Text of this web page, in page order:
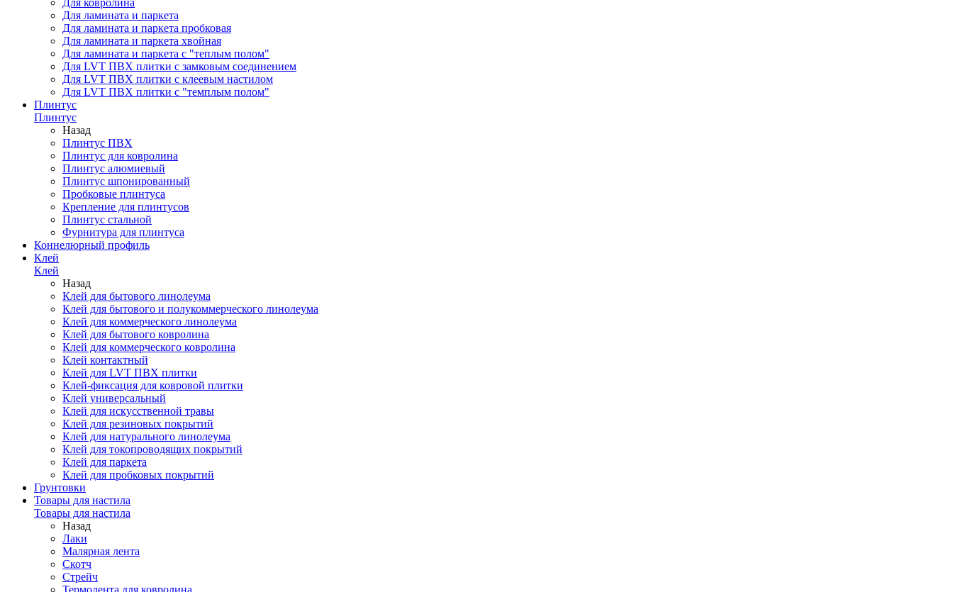
Для ковролина
Для ламината и паркета
Для ламината и паркета пробковая
Для ламината и паркета хвойная
Для ламината и паркета с "теплым полом"
Для LVT ПВХ плитки с замковым соединением
Для LVT ПВХ плитки с клеевым настилом
Для LVT ПВХ плитки с "темплым полом"
Плинтус
Плинтус
Назад
Плинтус ПВХ
Плинтус для ковролина
Плинтус алюмиевый
Плинтус шпонированный
Пробковые плинтуса
Крепление для плинтусов
Плинтус стальной
Фурнитура для плинтуса
Коннелюрный профиль
Клей
Клей
Назад
Клей для бытового линолеума
Клей для бытового и полукоммерческого линолеума
Клей для коммерческого линолеума
Клей для бытового ковролина
Клей для коммерческого ковролина
Клей контактный
Клей для LVT ПВХ плитки
Клей-фиксация для ковровой плитки
Клей универсальный
Клей для искусственной травы
Клей для резиновых покрытий
Клей для натурального линолеума
Клей для токопроводящих покрытий
Клей для паркета
Клей для пробковых покрытий
Грунтовки
Товары для настила
Товары для настила
Назад
Лаки
Малярная лента
Скотч
Стрейч
Термолента для ковролина